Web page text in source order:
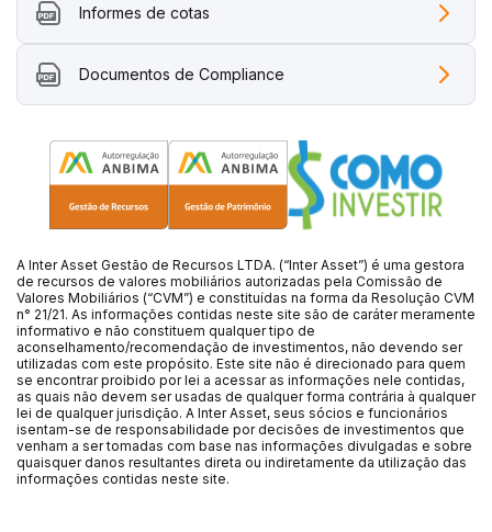
Informes de cotas
Documentos de Compliance
A Inter Asset Gestão de Recursos LTDA. (“Inter Asset”) é uma gestora
de recursos de valores mobiliários autorizadas pela Comissão de
Valores Mobiliários (“CVM”) e constituídas na forma da Resolução CVM
n° 21/21. As informações contidas neste site são de caráter meramente
informativo e não constituem qualquer tipo de
aconselhamento/recomendação de investimentos, não devendo ser
utilizadas com este propósito. Este site não é direcionado para quem
se encontrar proibido por lei a acessar as informações nele contidas,
as quais não devem ser usadas de qualquer forma contrária à qualquer
lei de qualquer jurisdição. A Inter Asset, seus sócios e funcionários
isentam-se de responsabilidade por decisões de investimentos que
venham a ser tomadas com base nas informações divulgadas e sobre
quaisquer danos resultantes direta ou indiretamente da utilização das
informações contidas neste site.